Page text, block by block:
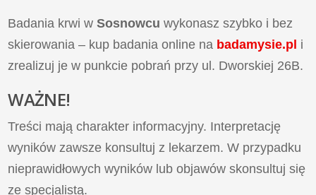
Badania krwi wSosnowcu wykonasz szybko i bez
skierowania – kup badania online na badamysie.pl i
zrealizuj je w punkcie pobrań przy ul. Dworskiej 26B.
WAŻNE!
Treści mają charakter informacyjny. Interpretację
wyników zawsze konsultuj z lekarzem. W przypadku
nieprawidłowych wyników lub objawów skonsultuj się
ze specjalistą.